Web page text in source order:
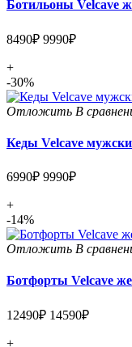
Ботильоны Velcave
8490₽ 9990₽
+
-30%
Отложить В
Кеды Velcave
6990₽ 9990₽
+
-14%
Отложить В
Ботфорты Velcave
12490₽ 14590₽
+